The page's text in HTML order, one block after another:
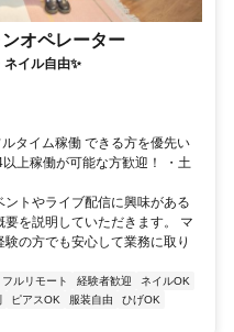
オペレーター
イル自由✨
タイム稼働 できる方を優先い
上稼働が可能な方歓迎！ ・土
トやライブ配信に興味がある
を説明していただきます。 マ
の方でも安心して業務に取り
フルリモート 経験者歓迎
ネイルOK
ピアスOK 服装自由
ひげOK